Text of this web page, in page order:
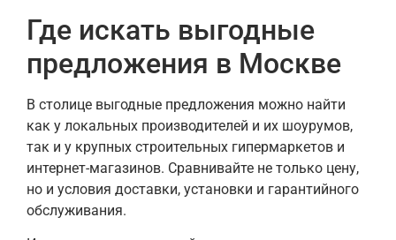
Где искать выгодные
предложения в Москве
В столице выгодные предложения можно найти
как у локальных производителей и их шоурумов,
так и у крупных строительных гипермаркетов и
интернет-магазинов. Сравнивайте не только цену,
но и условия доставки, установки и гарантийного
обслуживания.